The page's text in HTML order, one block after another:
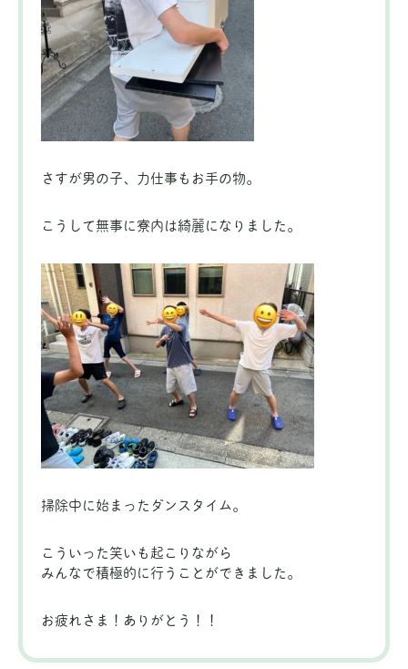
さすが男の子、力仕事もお手の物。
こうして無事に寮内は綺麗になりました。
掃除中に始まったダンスタイム。
こういった笑いも起こりながら
みんなで積極的に行うことができました。
お疲れさま！ありがとう！！